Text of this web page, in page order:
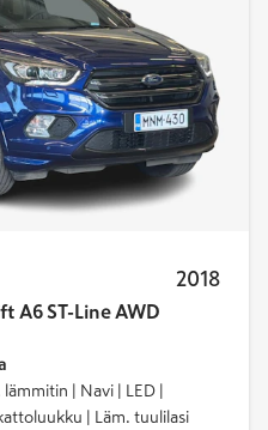
2018
A6 ST-Line AWD
| Navi | LED |
| Läm. tuulilasi